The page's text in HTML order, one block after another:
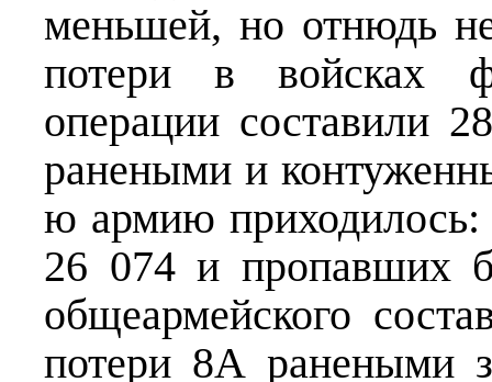
меньшей, но отнюдь
потери в войсках
операции составили
ранеными и
ю армию
26 074 и пропавших
общеармейского
потери 8А ранеными